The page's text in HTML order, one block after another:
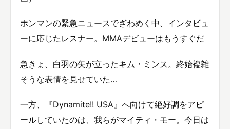
ホンマンの緊急ニュースでざわめく中、インタビュ
ーに応じたレスナー。MMAデビューはもうすぐだ
急きょ、白羽の矢が立ったキム・ミンス。終始複雑
そうな表情を見せていた…
一方、『Dynamite!! USA』へ向けて絶好調をアピ
ールしていたのは、我らがマイティ・モー。今日は